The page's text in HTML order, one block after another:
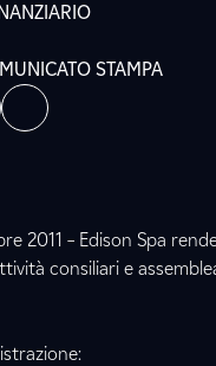
STAMPA
2011 – Edison Spa
consiliari e